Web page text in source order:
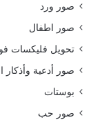
صور ورد
صور اطفال
تحويل فليكسات
صور أدعية وأذكار
بوستات
صور حب